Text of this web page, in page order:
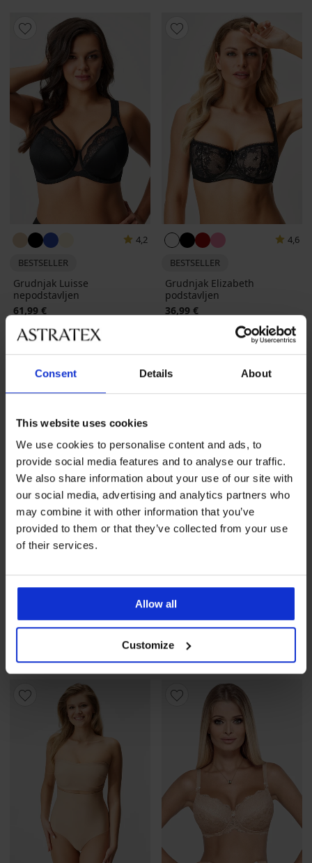
Consent Details About
This website uses cookies
We use cookies to personalise content and ads, to
provide social media features and to analyse our traffic.
We also share information about your use of our site with
our social media, advertising and analytics partners who
may combine it with other information that you’ve
provided to them or that they’ve collected from your use
of their services.
Allow all
Customize
4,2
BESTSELLER
Grudnjak Luisse
nepodstavljen
61,99 €
4,6
BESTSELLER
Grudnjak Elizabeth
podstavljen
36,99 €
-20 % BRA20
Grudnjak Michelle
nepodstavljen
46,39 €KodBRA20
PREMIUM
Grudnjak Gossard
Superboost Lace
nepodstavljeni